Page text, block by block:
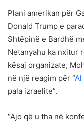
Plani amerikan për
Donald Trump e
Shtëpinë e Bardhë
Netanyahu ka nxitur
kësaj organizate,
në një reagim për “Al
pala izraelite”.
“Ajo që u tha në